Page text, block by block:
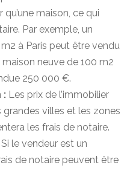
maison, ce qui
Par exemple, un
à Paris peut être vendu
neuve de 100 m2
250 000 €.
: Les prix de l’immobilier
villes et les zones
les frais de notaire.
Si le vendeur est un
de notaire peuvent être